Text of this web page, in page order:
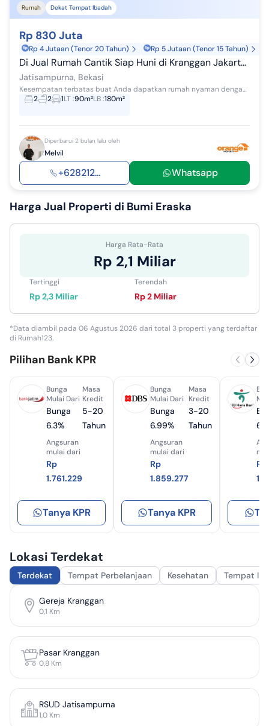
Rumah Dekat Tempat Ibadah
Rp 830 Juta
Rp 4 Jutaan (Tenor 20 Tahun) Rp 5 Jutaan (Tenor 15 Tahun)
Di Jual Rumah Cantik Siap Huni di Kranggan Jakarta Timur
Jatisampurna, Bekasi
Kesempatan terbatas buat Anda dapatkan rumah nyaman dengan return investasi tinggi di Jatisampurna, Bekasi. Rumah ini menawarkan kelengkapan fasil...
2
2 1LT:90m²LB:180m²
Diperbarui 2 bulan lalu oleh
Melvil
+628212... Whatsapp
Harga Jual Properti di Bumi Eraska
Harga Rata-Rata
Rp 2,1 Miliar
Tertinggi
Rp 2,3 Miliar
Terendah
Rp 2 Miliar
*Data diambil pada 06 Agustus 2026 dari total 3 properti yang terdaftar
di Rumah123.
Pilihan Bank KPR
Bunga
Mulai Dari
Bunga
6.3%
Angsuran
mulai dari
Rp
1.761.229
Masa
Kredit
5-20
Tahun
Tanya KPR
Bunga
Mulai Dari
Bunga
6.99%
Angsuran
mulai dari
Rp
1.859.277
Masa
Kredit
3-20
Tahun
Tanya KPR
Rp
Lokasi Terdekat
Terdekat Tempat Perbelanjaan Kesehatan Tempat
Gereja Kranggan
0,1 Km
Pasar Kranggan
0,8 Km
RSUD Jatisampurna
1,0 Km